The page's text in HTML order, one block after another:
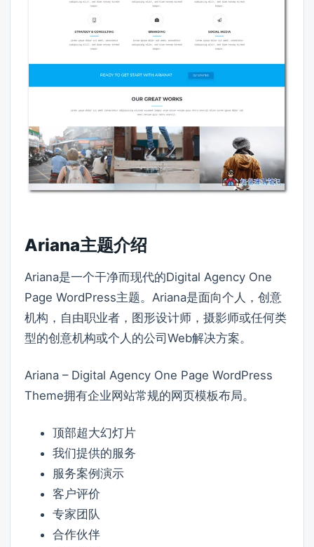
Ariana主题介绍
Ariana是一个干净而现代的Digital Agency One
Page WordPress主题。Ariana是面向个人，创意
机构，自由职业者，图形设计师，摄影师或任何类
型的创意机构或个人的公司Web解决方案。
Ariana – Digital Agency One Page WordPress
Theme拥有企业网站常规的网页模板布局。
顶部超大幻灯片
我们提供的服务
服务案例演示
客户评价
专家团队
合作伙伴